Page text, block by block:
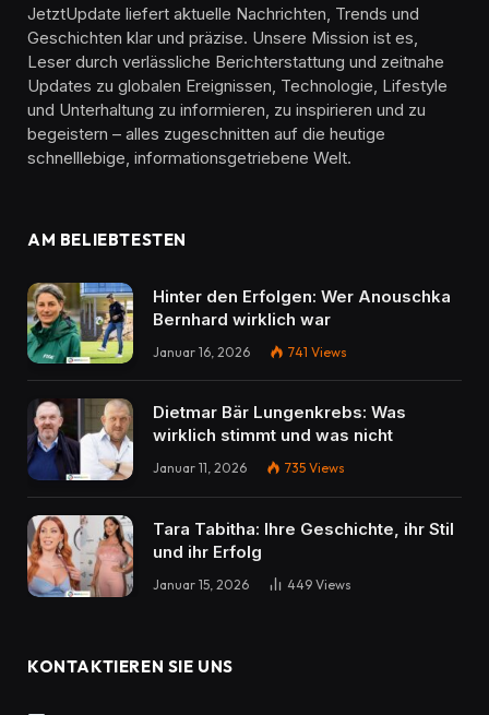
JetztUpdate liefert aktuelle Nachrichten, Trends und
Geschichten klar und präzise. Unsere Mission ist es,
Leser durch verlässliche Berichterstattung und zeitnahe
Updates zu globalen Ereignissen, Technologie, Lifestyle
und Unterhaltung zu informieren, zu inspirieren und zu
begeistern – alles zugeschnitten auf die heutige
schnelllebige, informationsgetriebene Welt.
AM BELIEBTESTEN
Hinter den Erfolgen: Wer Anouschka
Bernhard wirklich war
Januar 16, 2026 741 Views
Dietmar Bär Lungenkrebs: Was
wirklich stimmt und was nicht
Januar 11, 2026 735 Views
Tara Tabitha: Ihre Geschichte, ihr Stil
und ihr Erfolg
Januar 15, 2026 449 Views
KONTAKTIEREN SIE UNS